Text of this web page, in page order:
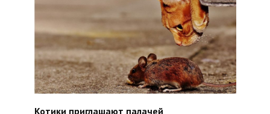
Котики приглашают палачей